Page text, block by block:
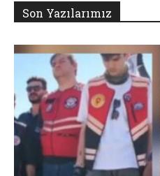
Son Yazılarımız